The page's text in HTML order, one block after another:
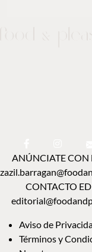
ANÚNCIATE CON
CONTACTO
Aviso de
Términos y